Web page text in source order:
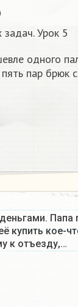
Урок 5
одного
пар брюк
Папа
купить кое-
к отъезду,…